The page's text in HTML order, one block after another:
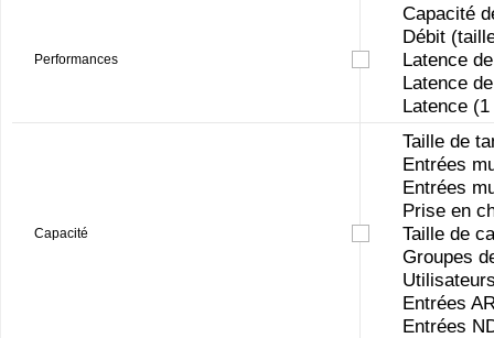
Performances
Capacité
Débit
Latence
Latence
Latence
Capacité
Taille de
Entrées
Entrées
Prise en
Taille de
Groupes
Entrées
Entrées